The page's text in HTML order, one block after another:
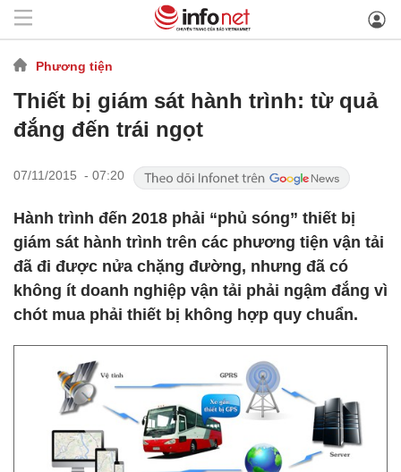
Phương tiện
Thiết bị giám sát hành trình: từ quả
đắng đến trái ngọt
07/11/2015 - 07:20
Hành trình đến 2018 phải “phủ sóng” thiết bị
giám sát hành trình trên các phương tiện vận tải
đã đi được nửa chặng đường, nhưng đã có
không ít doanh nghiệp vận tải phải ngậm đắng vì
chót mua phải thiết bị không hợp quy chuẩn.